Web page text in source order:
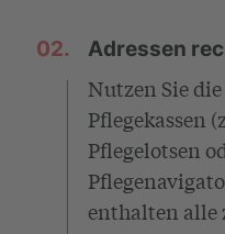
02. Adressen
Nutzen Sie
Pflegekassen
Pflegelotsen
enthalten alle